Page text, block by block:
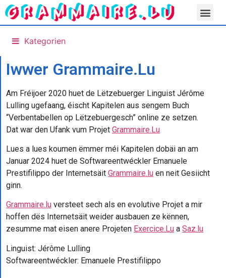
Kategorien
Iwwer Grammaire.Lu
Am Fréijoer 2020 huet de Lëtzebuerger Linguist Jérôme
Lulling ugefaang, éischt Kapitelen aus sengem Buch
“Verbentabellen op Lëtzebuergesch” online ze setzen.
Dat war den Ufank vum Projet Grammaire.Lu
Lues a lues koumen ëmmer méi Kapitelen dobäi an am
Januar 2024 huet de Softwareentwéckler Emanuele
Prestifilippo der Internetsäit Grammaire.lu en neit Gesiicht
ginn.
Grammaire.lu versteet sech als en evolutive Projet a mir
hoffen dës Internetsäit weider ausbauen ze kënnen,
zesumme mat eisen anere Projeten Exercice.Lu a Saz.lu
Linguist: Jérôme Lulling
Softwareentwéckler: Emanuele Prestifilippo